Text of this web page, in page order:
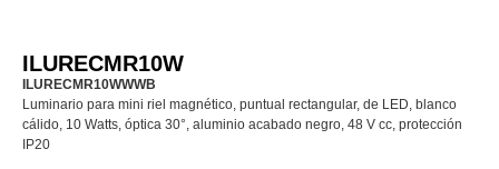
ILURECMR10W
ILURECMR10WWWB
Luminario para mini riel magnético, puntual rectangular, de LED, blanco
cálido, 10 Watts, óptica 30°, aluminio acabado negro, 48 V cc, protección
IP20